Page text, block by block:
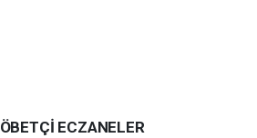
ECZANELER